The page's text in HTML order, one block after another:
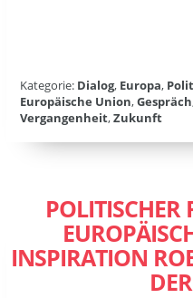
Kategorie: Dialog, Europa,
Europäische Union,Gespräch
Vergangenheit,Zukunft
INSPIRATION